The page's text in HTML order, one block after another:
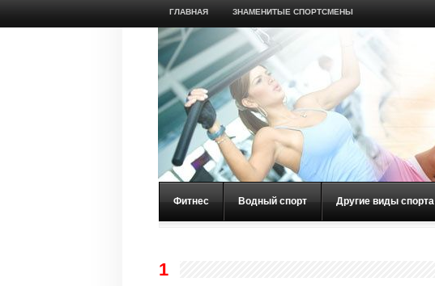
ГЛАВНАЯ ЗНАМЕНИТЫЕ СПОРТСМЕНЫ
Фитнес Водный спорт Другие виды спорта
1